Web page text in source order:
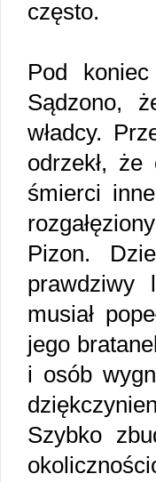
często.
Pod
Sądzono,
władcy.
odrzekł,
śmierci
Pizon.
prawdziwy
musiał
jego
i osób
Szybko